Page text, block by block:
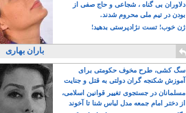
دلاوران بی گناه ، شجاعی و حاج صفی از
بودن در تیم ملی محروم شدند.
ژن خوب! تست نژادپرستی بدهید!
باران بهاری
سگ کشی، طرح مخوف حکومتی برای
آموزش شکنجه گران دولتی به قتل و جنایت
بیشتر
مسلمانان در جستجوی تغییر قوانین اسلامی،
از دختر امام جمعه مدل لباس شنا تا آخوند